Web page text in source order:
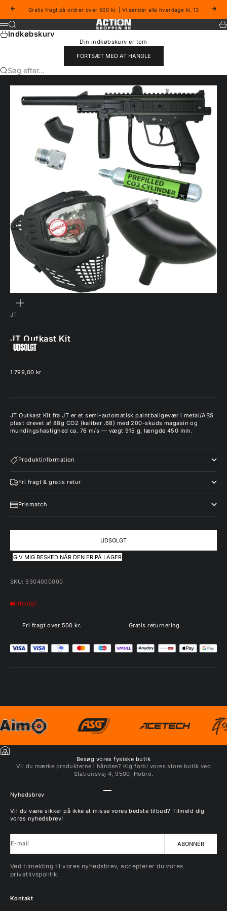
ForrigeGratis fragt på ordrer over 500 kr. | Vi sender alle hverdage kl. 13
Actionshoppen
Menu
Søg
Indkøbskurv
Din indkøbskurv er tom
FORTSÆT MED AT HANDLE
Søg efter...
JT
JT Outkast Kit
UDSOLGT
Salgspris
1.799,00 kr
JT Outkast Kit fra JT er et semi-automatisk paintballgevær i metal/ABS
plast drevet af 88g CO2 (kaliber .68) med 200-skuds magasin og
mundingshastighed ca. 76 m/s — vægt 915 g, længde 450 mm.
Produktinformation
Fri fragt & gratis retur
Prismatch
UDSOLGT
GIV MIG BESKED NÅR DEN ER PÅ LAGER
SKU: 9304000000
Udsolgt
Fri fragt over 500 kr. Gratis returnering
Besøg vores fysiske butik
Vil du mærke produkterne i hånden? Kig forbi vores store butik ved
Stationsvej 4, 9500, Hobro.
Nyhedsbrev
Vil du være sikker på ikke at misse vores bedste tilbud? Tilmeld dig
vores nyhedsbrev!
E-mail ABONNÉR
Ved tilmelding til vores nyhedsbrev, accepterer du vores
privatlivspolitik.
Kontakt